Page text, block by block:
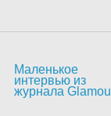
Маленькое
интервью из
журнала